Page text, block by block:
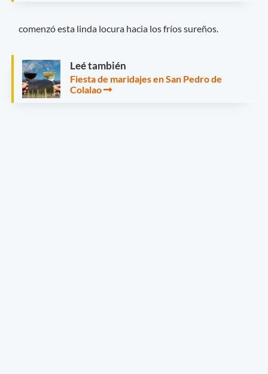
comenzó esta linda locura hacia los fríos sureños.
Leé también
Fiesta de maridajes en San Pedro de
Colalao